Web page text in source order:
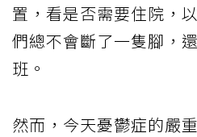
置，看是否需要住院，
們總不會斷了一隻腳，
班。
然而，今天憂鬱症的嚴